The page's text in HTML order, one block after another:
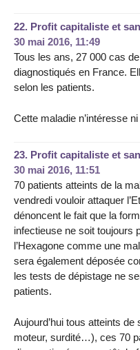
22. Profit capitaliste et
30 mai 2016, 11:49
Tous les ans, 27 000 cas
diagnostiqués en France.
selon les patients.
Cette maladie n’intéresse
23. Profit capitaliste et
30 mai 2016, 11:51
70 patients atteints de la
vendredi vouloir attaquer
dénoncent le fait que la
infectieuse ne soit toujours
l’Hexagone comme une
sera également déposée
les tests de dépistage ne
patients.
Aujourd’hui tous atteints
moteur, surdité…), ces 70